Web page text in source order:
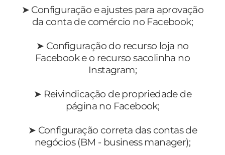
➤ Configuração e ajustes para aprovação
da conta de comércio no Facebook;
➤ Configuração do recurso loja no
Facebook e o recurso sacolinha no
Instagram;
➤ Reivindicação de propriedade de
página no Facebook;
➤ Configuração correta das contas de
negócios (BM - business manager);